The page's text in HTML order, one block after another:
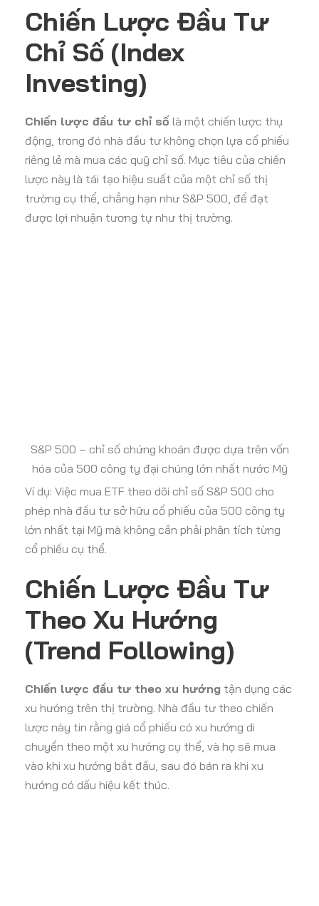
Chiến Lược Đầu Tư
Chỉ Số (Index
Investing)
Chiến lược đầu tư chỉ số là một chiến lược thụ
động, trong đó nhà đầu tư không chọn lựa cổ phiếu
riêng lẻ mà mua các quỹ chỉ số. Mục tiêu của chiến
lược này là tái tạo hiệu suất của một chỉ số thị
trường cụ thể, chẳng hạn như S&P 500, để đạt
được lợi nhuận tương tự như thị trường.
S&P 500 – chỉ số chứng khoán được dựa trên vốn
hóa của 500 công ty đại chúng lớn nhất nước Mỹ
Ví dụ: Việc mua ETF theo dõi chỉ số S&P 500 cho
phép nhà đầu tư sở hữu cổ phiếu của 500 công ty
lớn nhất tại Mỹ mà không cần phải phân tích từng
cổ phiếu cụ thể.
Chiến Lược Đầu Tư
Theo Xu Hướng
(Trend Following)
Chiến lược đầu tư theo xu hướng tận dụng các
xu hướng trên thị trường. Nhà đầu tư theo chiến
lược này tin rằng giá cổ phiếu có xu hướng di
chuyển theo một xu hướng cụ thể, và họ sẽ mua
vào khi xu hướng bắt đầu, sau đó bán ra khi xu
hướng có dấu hiệu kết thúc.